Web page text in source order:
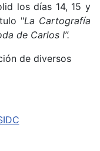
los días 14, 15 y
"La Cartografía
de Carlos I”.
de diversos